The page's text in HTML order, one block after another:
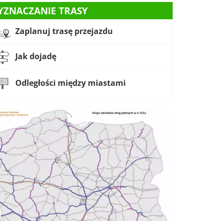
TRASY
Zaplanuj trasę przejazdu
Jak dojadę
Odległości między miastami